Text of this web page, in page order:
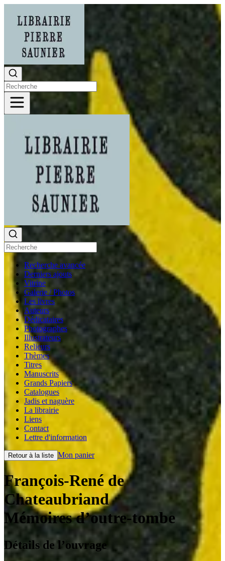
Recherche avancée
Derniers ajouts
Vitrine
Galerie / Photos
Les livres
Auteurs
Dédicataires
Photographes
Illustrateurs
Relieurs
Thèmes
Titres
Manuscrits
Grands Papiers
Catalogues
Jadis et naguère
La librairie
Liens
Contact
Lettre d'information
Retour à la liste Mon panier
François-René de
Chateaubriand
Mémoires d’outre-tombe
Détails de l’ouvrage